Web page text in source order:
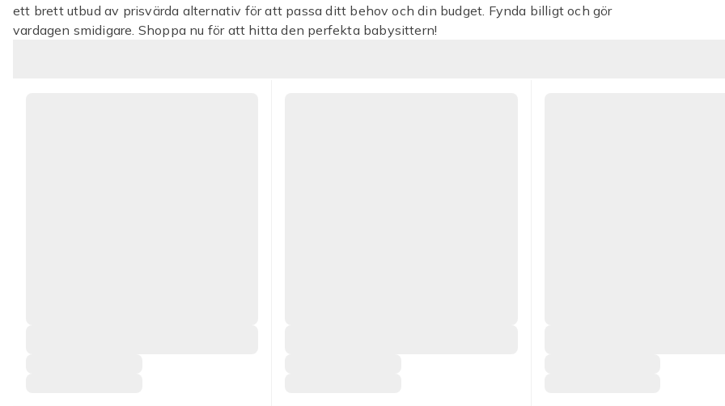
ett brett utbud av prisvärda alternativ för att passa ditt behov och din budget. Fynda billigt och gör
vardagen smidigare. Shoppa nu för att hitta den perfekta babysittern!